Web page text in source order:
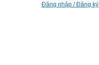
Đăng nhập / Đăng ký